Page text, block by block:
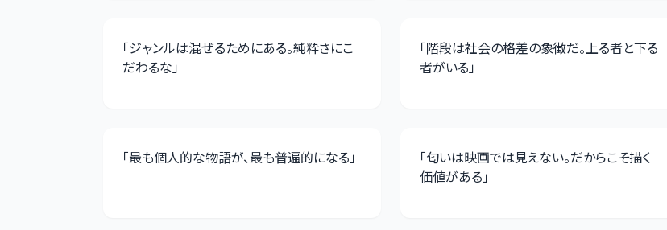
「ジャンルは混ぜるためにある。純粋さにこ
だわるな」
「階段は社会の格差の象徴だ。上る者と下る
者がいる」
「最も個人的な物語が、最も普遍的になる」 「匂いは映画では見えない。だからこそ描く
価値がある」